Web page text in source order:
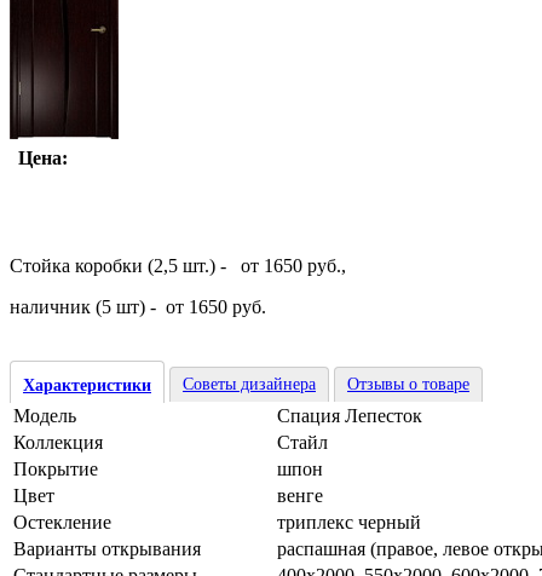
Цена:
Стойка коробки (2,5 шт.) - от 1650 руб.,
наличник (5 шт) - от 1650 руб.
Характеристики Советы дизайнера Отзывы о товаре
Модель
Спация Лепесток
Коллекция
Стайл
Покрытие
шпон
Цвет
венге
Остекление
триплекс черный
Варианты открывания
распашная (правое, левое